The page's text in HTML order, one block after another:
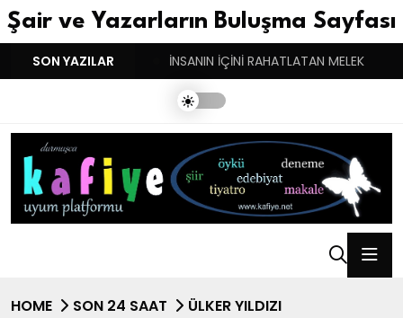
Şair ve Yazarların Buluşma Sayfası
SON YAZILAR
BASARINDIR! İNSANIN İÇİNİ RAHATLATAN MELEK
HOME SON 24 SAAT ÜLKER YILDIZI